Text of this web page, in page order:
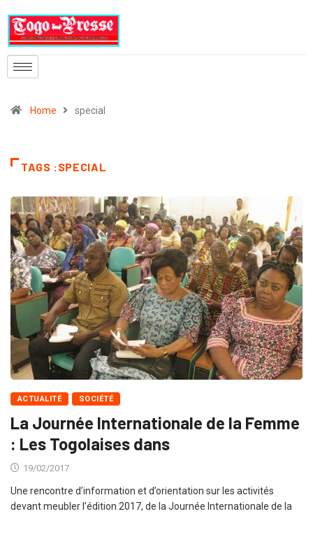
Home special
TAGS :SPECIAL
ACTUALITÉ SOCIÉTÉ
La Journée Internationale de la Femme
: Les Togolaises dans
19/02/2017
Une rencontre d’information et d’orientation sur les activités
devant meubler l’édition 2017, de la Journée Internationale de la